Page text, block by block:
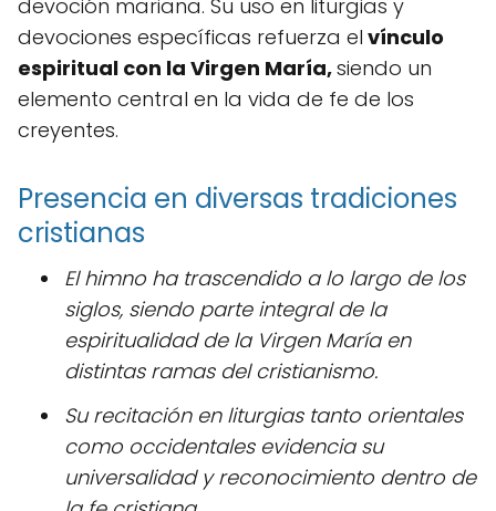
devoción mariana. Su uso en liturgias y
devociones específicas refuerza el vínculo
espiritual con la Virgen María,siendo un
elemento central en la vida de fe de los
creyentes.
Presencia en diversas tradiciones
cristianas
El himno ha trascendido a lo largo de los
siglos, siendo parte integral de la
espiritualidad de la Virgen María en
distintas ramas del cristianismo.
Su recitación en liturgias tanto orientales
como occidentales evidencia su
universalidad y reconocimiento dentro de